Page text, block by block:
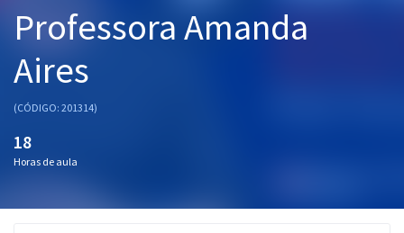
Mentorias
Questões grátis
Aprovados
Professora Amanda
Aires
(CÓDIGO: 201314)
18
Horas de aula